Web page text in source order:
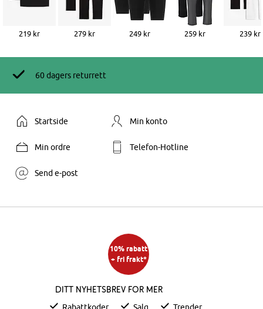
219 kr 279 kr 249 kr 259 kr 239 kr
60 dagers returrett
Startside Min konto
Min ordre Telefon-Hotline
Send e-post
10% rabatt
+ fri frakt*
Ditt nyhetsbrev for mer
Rabattkoder Salg Trender